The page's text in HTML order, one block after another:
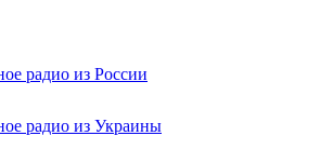
радио из России
радио из Украины